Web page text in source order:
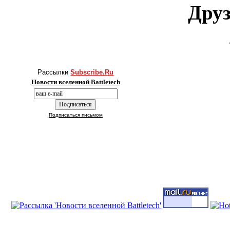
РассылкиSubscribe.Ru
Новости вселенной Battletech
Подписаться письмом